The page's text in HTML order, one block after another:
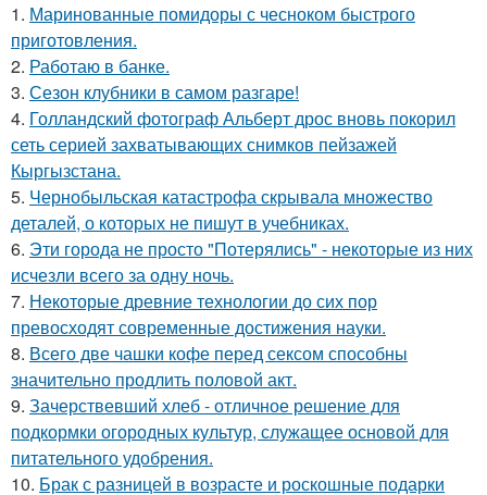
1. Маринованные помидоры с чесноком быстрого
приготовления.
2. Работаю в банке.
3. Сезон клубники в самом разгаре!
4. Голландский фотограф Альберт дрос вновь покорил
сеть серией захватывающих снимков пейзажей
Кыргызстана.
5. Чернобыльская катастрофа скрывала множество
деталей, о которых не пишут в учебниках.
6. Эти города не просто "Потерялись" - некоторые из них
исчезли всего за одну ночь.
7. Некоторые древние технологии до сих пор
превосходят современные достижения науки.
8. Всего две чашки кофе перед сексом способны
значительно продлить половой акт.
9. Зачерствевший хлеб - отличное решение для
подкормки огородных культур, служащее основой для
питательного удобрения.
10. Брак с разницей в возрасте и роскошные подарки